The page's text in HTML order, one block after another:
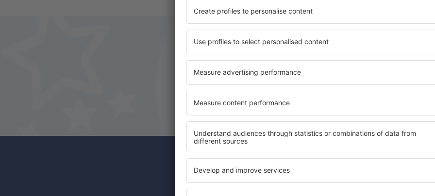
Šetřete čas a peníze.
Rezervujte si Let+Hotel
eSky.cz!
Klikněte sem
Odběratelé newsletteru cestují